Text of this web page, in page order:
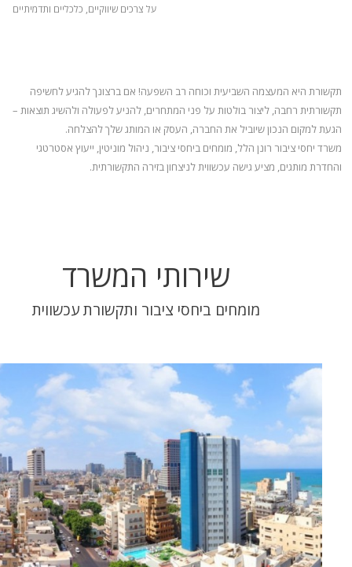
על צרכים שיווקיים, כלכליים ותדמיתיים
תקשורת היא המעצמה השביעית וכוחה רב השפעה! אם ברצונך להגיע לחשיפה
תקשורתית רחבה, ליצור בולטות על פני המתחרים, להניעלפעולה ולהשיג תוצאות –
הגעת למקום הנכון שיוביל את החברה, העסק או המותג שלך להצלחה.
משרד יחסי ציבור רונן הלל, מומחים ביחסי ציבור, ניהול מוניטין, ייעוץ אסטרטגי
והחדרת מותגים, מציע גישה עכשווית לניצחון בזירה התקשורתית.
שירותי המשרד
מומחים ביחסי ציבור ותקשורת עכשווית